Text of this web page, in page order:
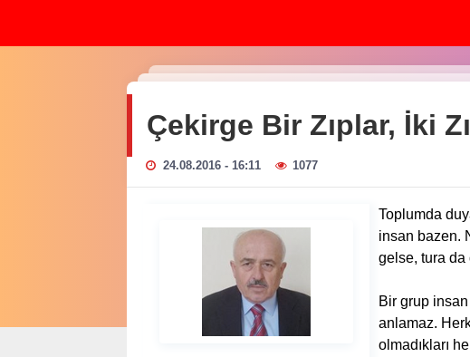
Çekirge Bir Zıplar, İki
24.08.2016 - 16:11 1077
Toplumda
insan bazen.
gelse, tura da
Bir grup
anlamaz.
olmadıkları